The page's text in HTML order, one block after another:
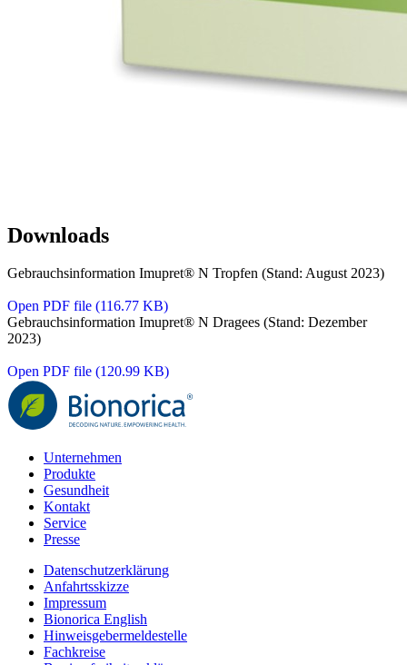
Downloads
Gebrauchsinformation Imupret® N Tropfen (Stand: August 2023)
Open PDF file (116.77 KB)
Gebrauchsinformation Imupret® N Dragees (Stand: Dezember
2023)
Open PDF file (120.99 KB)
Unternehmen
Produkte
Gesundheit
Kontakt
Service
Presse
Datenschutzerklärung
Anfahrtsskizze
Impressum
Bionorica English
Hinweisgebermeldestelle
Fachkreise